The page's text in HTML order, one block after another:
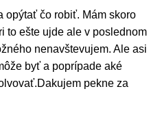
opýtať čo robiť. Mám skoro
to ešte ujde ale v poslednom
nenavštevujem. Ale asi
byť a poprípade aké
pekne za